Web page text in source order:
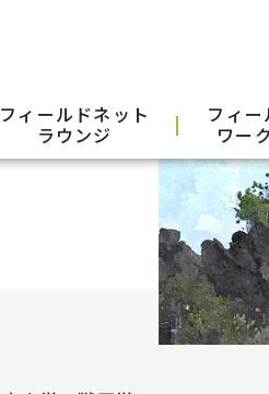
フィールドネット
ラウンジ
フィー
ワー